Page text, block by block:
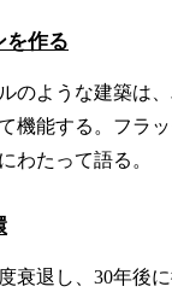
を作る
のような建築は
機能する。フラ
わたって語る。
衰退し、30年後